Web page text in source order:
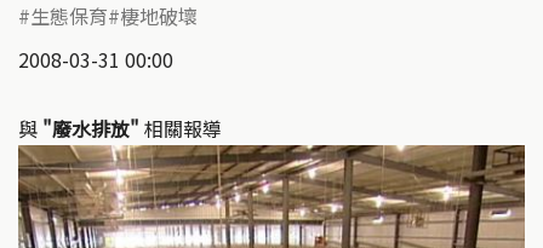
生態保育 棲地破壞
2008-03-31 00:00
與 "廢水排放" 相關報導